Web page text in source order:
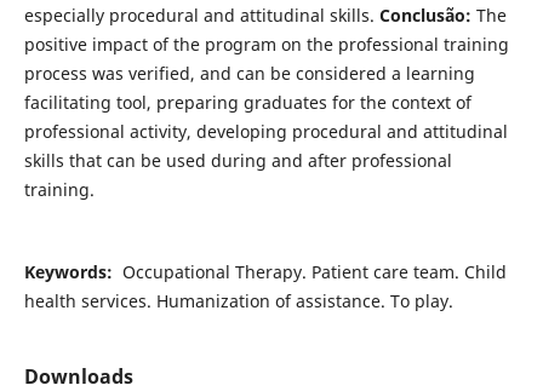
especially procedural and attitudinal skills. Conclusão: The
positive impact of the program on the professional training
process was verified, and can be considered a learning
facilitating tool, preparing graduates for the context of
professional activity, developing procedural and attitudinal
skills that can be used during and after professional
training.
Keywords: Occupational Therapy. Patient care team. Child
health services. Humanization of assistance. To play.
Downloads